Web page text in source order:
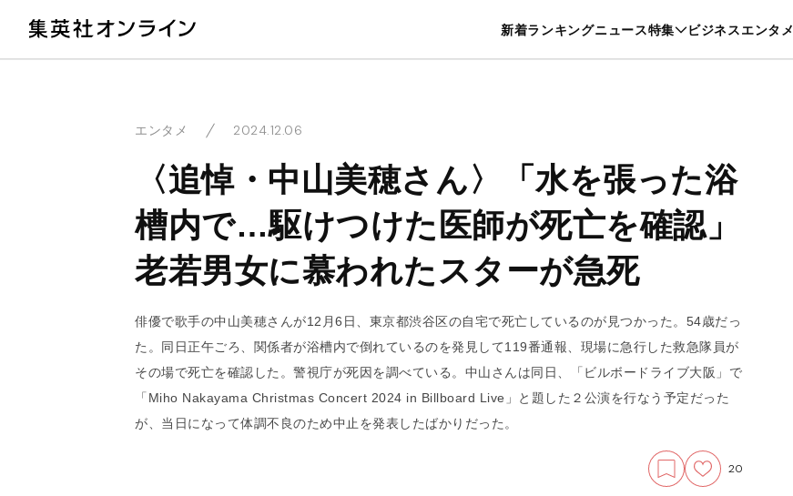
新着ランキングニュース特集 ビジネスエンタメ
暮らし スポーツ ヘルスケア 美容 グルメ
エンタメ 2024.12.06
〈追悼・中山美穂さん〉「水を張った浴
槽内で…駆けつけた医師が死亡を確認」
老若男女に慕われたスターが急死
俳優で歌手の中山美穂さんが12月6日、東京都渋谷区の自宅で死亡しているのが見つかった。54歳だっ
た。同日正午ごろ、関係者が浴槽内で倒れているのを発見して119番通報、現場に急行した救急隊員が
その場で死亡を確認した。警視庁が死因を調べている。中山さんは同日、「ビルボードライブ大阪」で
「Miho Nakayama Christmas Concert 2024 in Billboard Live」と題した２公演を行なう予定だった
が、当日になって体調不良のため中止を発表したばかりだった。
20